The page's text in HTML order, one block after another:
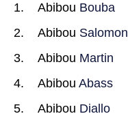
Abibou Bouba
Abibou Salomon
Abibou Martin
Abibou Abass
Abibou Diallo